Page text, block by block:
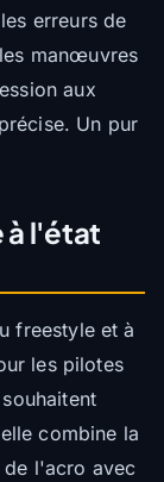
erreurs de
manœuvres
aux
Un pur
à l'état
freestyle et à
les pilotes
combine la
de l'acro avec